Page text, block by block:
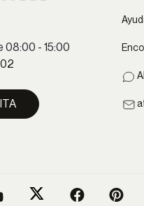
08:00 - 15:00